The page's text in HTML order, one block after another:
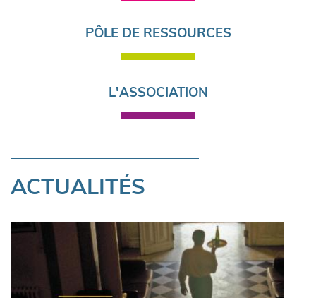
PÔLE DE RESSOURCES
L'ASSOCIATION
ACTUALITÉS
Pagination